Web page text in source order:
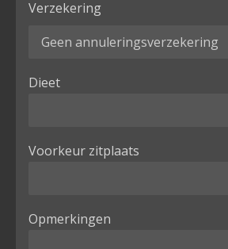
Verzekering
Dieet
Voorkeur zitplaats
Opmerkingen